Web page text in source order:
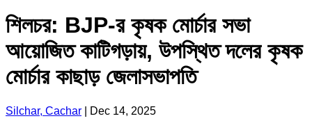
শিলচর: BJP-র কৃষক মোর্চার সভা
আয়োজিত কাটিগড়ায়, উপস্থিত দলের কৃষক
মোর্চার কাছাড় জেলাসভাপতি
Silchar, Cachar Dec 14, 2025